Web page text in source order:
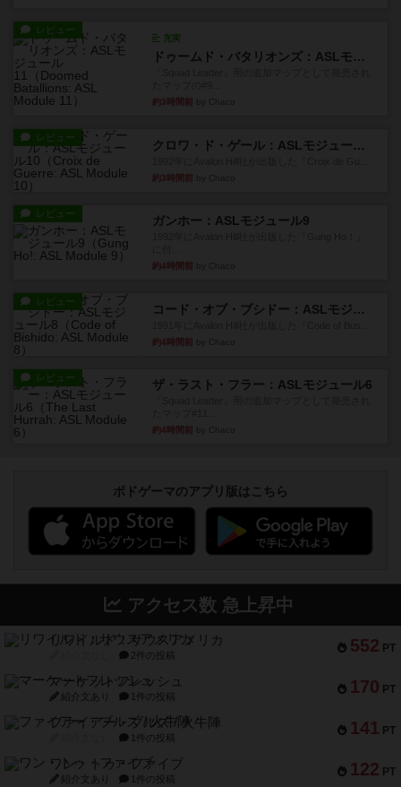
レビュー
充実
ドゥームド・バタリオンズ：ASLモジュール11
約3時間前
レビュー
クロワ・ド・ゲール：ASLモジュール10
約3時間前
レビュー ガンホー：ASLモジュール9
約4時間前
レビュー
コード・オブ・ブシドー：ASLモジュール8
約4時間前
レビュー ザ・ラスト・フラー：ASLモジュール6
約4時間前
ボドゲーマのアプリ版はこちら
アクセス数 急上昇中
552 PT
リワイルド：サウスアメリカ
2件の投稿
170 PT
マーケットフレッシュ
紹介文あり 1件の投稿
141 PT
ファイアー・ブルズ / 火牛陣
1件の投稿
122 PT
ワン・トゥ・ファイブ
紹介文あり 1件の投稿